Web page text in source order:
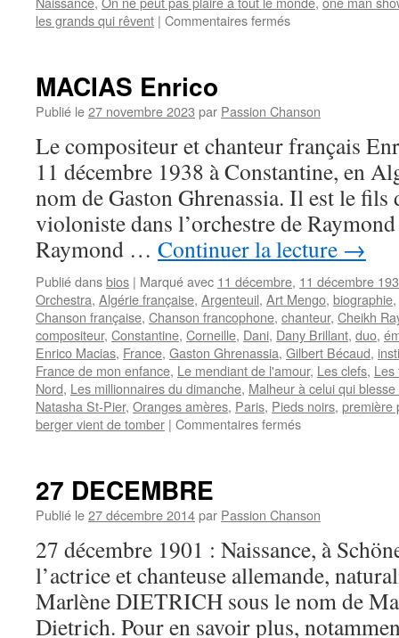
les grands qui rêvent | Commentaires ferméssur
MACIAS Enrico
Publié le27 novembre 2023 par Passion Chanson
Le compositeur et chanteur français
11 décembre 1938 à Constantine, en
nom de Gaston Ghrenassia. Il est le
violoniste dans l’orchestre de
Raymond … Continuer la lecture →
Publié dansbios | Marqué avec 11 décembre, 11 décembre
Orchestra, Algérie française, Argenteuil, Art Mengo, biographie,
Chanson française, Chanson francophone, chanteur, Cheikh
compositeur, Constantine, Corneille, Dani, Dany Brillant, duo,
Enrico Macias, France, Gaston Ghrenassia, Gilbert Bécaud,
France de mon enfance, Le mendiant de l'amour, Les clefs, Les
Nord, Les millionnaires du dimanche, Malheur à celui qui
Natasha St-Pier, Oranges amères, Paris, Pieds noirs, première
berger vient de tomber | Commentaires ferméssur
27 DECEMBRE
Publié le27 décembre 2014par Passion Chanson
27 décembre 1901 : Naissance, à
l’actrice et chanteuse allemande,
Marlène DIETRICH sous le nom de
Dietrich. Pour en savoir plus,